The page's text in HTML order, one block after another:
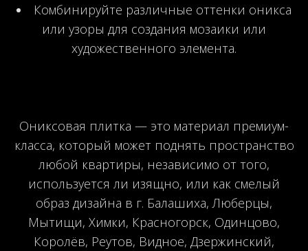
Комбинируйте различные оттенки оникса
или узоры для создания мозаики или
художественного элемента.
Ониксовая плитка — это материал премиум-
класса, который может поднять пространство
любой квартиры, независимо от того,
используется ли изящно, или как смелый
образ дизайна в г. Балашиха, Люберцы,
Мытищи, Химки, Красногорск, Одинцово,
Королёв, Реутов, Видное, Дзержинский,